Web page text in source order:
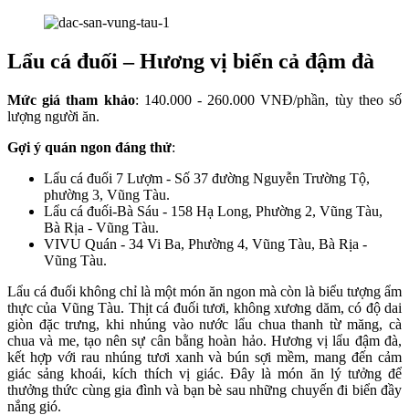
Lẩu cá đuối – Hương vị biển cả đậm đà
Mức giá tham khảo: 140.000 - 260.000 VNĐ/phần, tùy theo số
lượng người ăn.
Gợi ý quán ngon đáng thử:
Lẩu cá đuối 7 Lượm - Số 37 đường Nguyễn Trường Tộ,
phường 3, Vũng Tàu.
Lẩu cá đuối-Bà Sáu - 158 Hạ Long, Phường 2, Vũng Tàu,
Bà Rịa - Vũng Tàu.
VIVU Quán - 34 Vi Ba, Phường 4, Vũng Tàu, Bà Rịa -
Vũng Tàu.
Lẩu cá đuối không chỉ là một món ăn ngon mà còn là biểu tượng ẩm
thực của Vũng Tàu. Thịt cá đuối tươi, không xương dăm, có độ dai
giòn đặc trưng, khi nhúng vào nước lẩu chua thanh từ măng, cà
chua và me, tạo nên sự cân bằng hoàn hảo. Hương vị lẩu đậm đà,
kết hợp với rau nhúng tươi xanh và bún sợi mềm, mang đến cảm
giác sảng khoái, kích thích vị giác. Đây là món ăn lý tưởng để
thưởng thức cùng gia đình và bạn bè sau những chuyến đi biển đầy
nắng gió.